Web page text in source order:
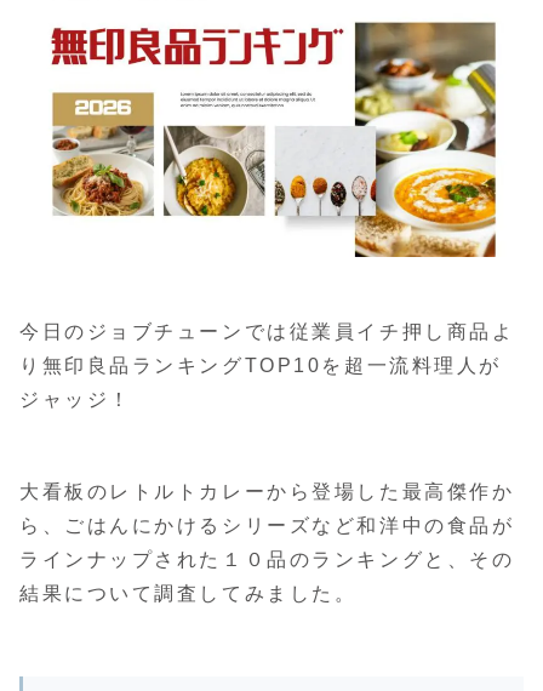
今日のジョブチューンでは従業員イチ押し商品よ
り無印良品ランキングTOP10を超一流料理人が
ジャッジ！
大看板のレトルトカレーから登場した最高傑作か
ら、ごはんにかけるシリーズなど和洋中の食品が
ラインナップされた１０品のランキングと、その
結果について調査してみました。